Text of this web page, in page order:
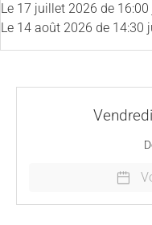
Le 17 juillet 2026 de
Le 14 août 2026 de 14:30
Vendredi